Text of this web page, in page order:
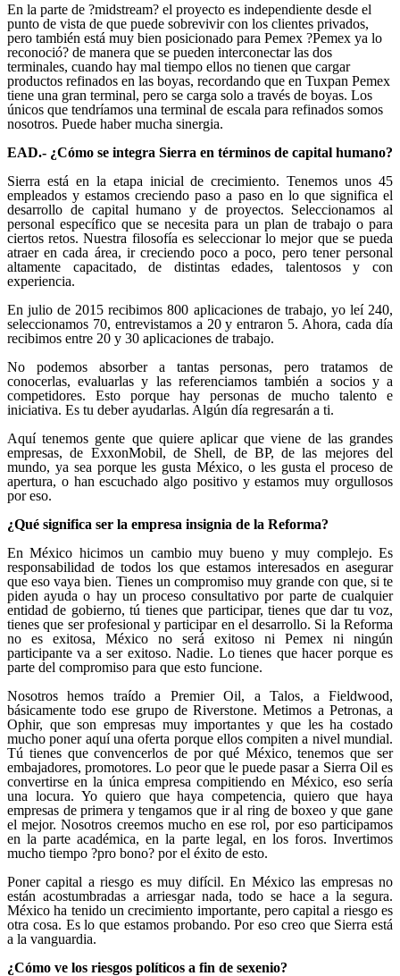
En la parte de ?midstream? el proyecto es independiente desde el
punto de vista de que puede sobrevivir con los clientes privados,
pero también está muy bien posicionado para Pemex ?Pemex ya lo
reconoció? de manera que se pueden interconectar las dos
terminales, cuando hay mal tiempo ellos no tienen que cargar
productos refinados en las boyas, recordando que en Tuxpan Pemex
tiene una gran terminal, pero se carga solo a través de boyas. Los
únicos que tendríamos una terminal de escala para refinados somos
nosotros. Puede haber mucha sinergia.
EAD.- ¿Cómo se integra Sierra en términos de capital humano?
Sierra está en la etapa inicial de crecimiento. Tenemos unos 45
empleados y estamos creciendo paso a paso en lo que significa el
desarrollo de capital humano y de proyectos. Seleccionamos al
personal específico que se necesita para un plan de trabajo o para
ciertos retos. Nuestra filosofía es seleccionar lo mejor que se pueda
atraer en cada área, ir creciendo poco a poco, pero tener personal
altamente capacitado, de distintas edades, talentosos y con
experiencia.
En julio de 2015 recibimos 800 aplicaciones de trabajo, yo leí 240,
seleccionamos 70, entrevistamos a 20 y entraron 5. Ahora, cada día
recibimos entre 20 y 30 aplicaciones de trabajo.
No podemos absorber a tantas personas, pero tratamos de
conocerlas, evaluarlas y las referenciamos también a socios y a
competidores. Esto porque hay personas de mucho talento e
iniciativa. Es tu deber ayudarlas. Algún día regresarán a ti.
Aquí tenemos gente que quiere aplicar que viene de las grandes
empresas, de ExxonMobil, de Shell, de BP, de las mejores del
mundo, ya sea porque les gusta México, o les gusta el proceso de
apertura, o han escuchado algo positivo y estamos muy orgullosos
por eso.
¿Qué significa ser la empresa insignia de la Reforma?
En México hicimos un cambio muy bueno y muy complejo. Es
responsabilidad de todos los que estamos interesados en asegurar
que eso vaya bien. Tienes un compromiso muy grande con que, si te
piden ayuda o hay un proceso consultativo por parte de cualquier
entidad de gobierno, tú tienes que participar, tienes que dar tu voz,
tienes que ser profesional y participar en el desarrollo. Si la Reforma
no es exitosa, México no será exitoso ni Pemex ni ningún
participante va a ser exitoso. Nadie. Lo tienes que hacer porque es
parte del compromiso para que esto funcione.
Nosotros hemos traído a Premier Oil, a Talos, a Fieldwood,
básicamente todo ese grupo de Riverstone. Metimos a Petronas, a
Ophir, que son empresas muy importantes y que les ha costado
mucho poner aquí una oferta porque ellos compiten a nivel mundial.
Tú tienes que convencerlos de por qué México, tenemos que ser
embajadores, promotores. Lo peor que le puede pasar a Sierra Oil es
convertirse en la única empresa compitiendo en México, eso sería
una locura. Yo quiero que haya competencia, quiero que haya
empresas de primera y tengamos que ir al ring de boxeo y que gane
el mejor. Nosotros creemos mucho en ese rol, por eso participamos
en la parte académica, en la parte legal, en los foros. Invertimos
mucho tiempo ?pro bono? por el éxito de esto.
Poner capital a riesgo es muy difícil. En México las empresas no
están acostumbradas a arriesgar nada, todo se hace a la segura.
México ha tenido un crecimiento importante, pero capital a riesgo es
otra cosa. Es lo que estamos probando. Por eso creo que Sierra está
a la vanguardia.
¿Cómo ve los riesgos políticos a fin de sexenio?